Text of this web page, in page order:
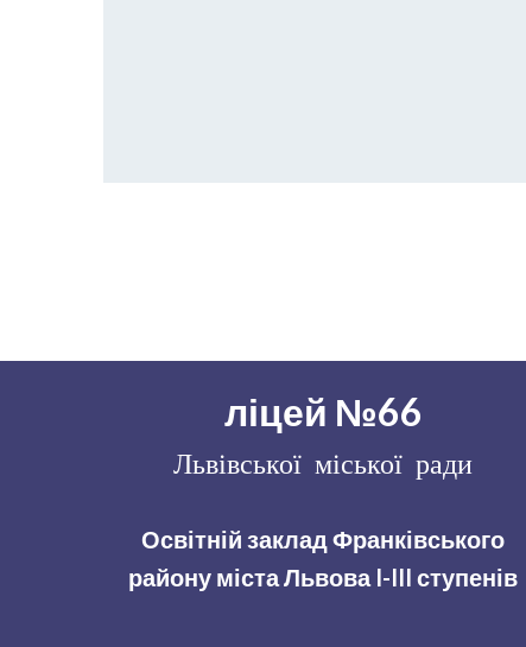
ліцей №66
Львівської міської ради
Освітній заклад Франківського
району міста Львова I-III ступенів